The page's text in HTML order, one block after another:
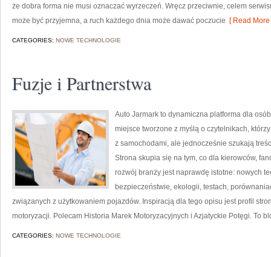
że dobra forma nie musi oznaczać wyrzeczeń. Wręcz przeciwnie, celem
może być przyjemna, a ruch każdego dnia może dawać poczucie [ Read More
CATEGORIES: NOWE TECHNOLOGIE
Fuzje i Partnerstwa
Auto Jarmark to dynamiczna platforma dla
miejsce tworzone z myślą o czytelnikach,
z samochodami, ale jednocześnie szukają
Strona skupia się na tym, co dla kierowców,
rozwój branży jest naprawdę istotne: nowych
bezpieczeństwie, ekologii, testach,
związanych z użytkowaniem pojazdów. Inspiracją dla tego opisu jest profil
motoryzacji. Polecam Historia Marek Motoryzacyjnych i Azjatyckie Potęgi. To
CATEGORIES: NOWE TECHNOLOGIE